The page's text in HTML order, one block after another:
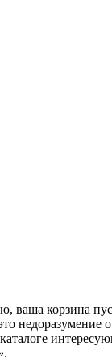
ваша корзина
недоразумение